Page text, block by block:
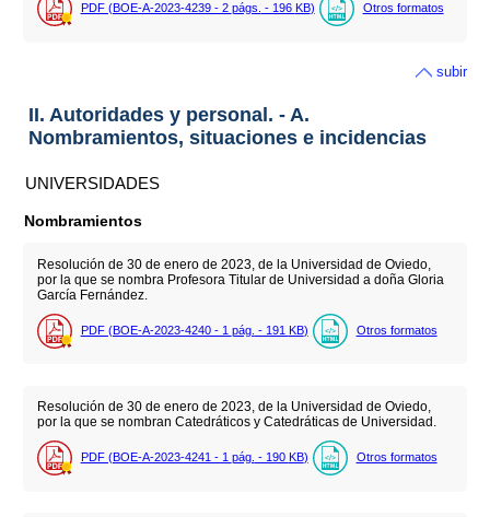
PDF (BOE-A-2023-4239 - 2 págs. - 196 KB) Otros formatos
subir
II. Autoridades y personal. - A.
Nombramientos, situaciones e incidencias
UNIVERSIDADES
Nombramientos
Resolución de 30 de enero de 2023, de la Universidad de Oviedo,
por la que se nombra Profesora Titular de Universidad a doña Gloria
García Fernández.
PDF (BOE-A-2023-4240 - 1 pág. - 191 KB) Otros formatos
Resolución de 30 de enero de 2023, de la Universidad de Oviedo,
por la que se nombran Catedráticos y Catedráticas de Universidad.
PDF (BOE-A-2023-4241 - 1 pág. - 190 KB) Otros formatos